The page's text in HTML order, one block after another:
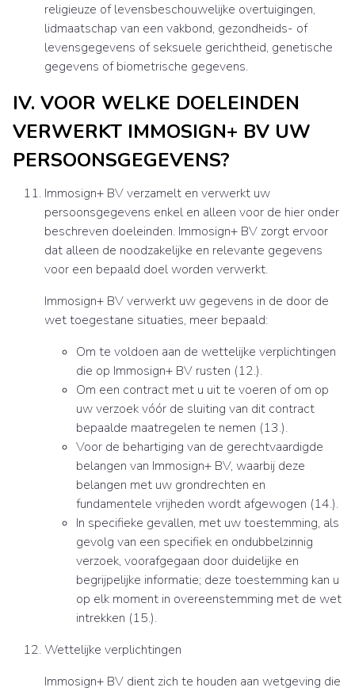
religieuze of levensbeschouwelijke overtuigingen,
lidmaatschap van een vakbond, gezondheids- of
levensgegevens of seksuele gerichtheid, genetische
gegevens of biometrische gegevens.
IV. VOOR WELKE DOELEINDEN
VERWERKT IMMOSIGN+ BV UW
PERSOONSGEGEVENS?
Immosign+ BV verzamelt en verwerkt uw
persoonsgegevens enkel en alleen voor de hier onder
beschreven doeleinden. Immosign+ BV zorgt ervoor
dat alleen de noodzakelijke en relevante gegevens
voor een bepaald doel worden verwerkt.
Immosign+ BV verwerkt uw gegevens in de door de
wet toegestane situaties, meer bepaald:
Om te voldoen aan de wettelijke verplichtingen
die op Immosign+ BV rusten (12.).
Om een contract met u uit te voeren of om op
uw verzoek vóór de sluiting van dit contract
bepaalde maatregelen te nemen (13.).
Voor de behartiging van de gerechtvaardigde
belangen van Immosign+ BV, waarbij deze
belangen met uw grondrechten en
fundamentele vrijheden wordt afgewogen (14.).
In specifieke gevallen, met uw toestemming, als
gevolg van een specifiek en ondubbelzinnig
verzoek, voorafgegaan door duidelijke en
begrijpelijke informatie; deze toestemming kan u
op elk moment in overeenstemming met de wet
intrekken (15.).
Wettelijke verplichtingen
Immosign+ BV dient zich te houden aan wetgeving die